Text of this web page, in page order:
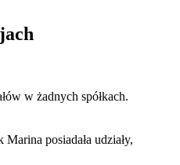
w żadnych spółkach.
posiadała udziały,